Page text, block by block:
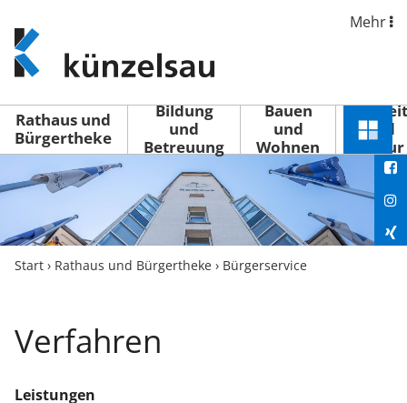
www.kuenzelsau.de
(zur
Startseite)
Mehr
Rathaus und
Bürgertheke
Bildung
und
Betreuung
Bauen
und
Wohnen
Freizeit
und
Kultur
Menü
Start › Rathaus und Bürgertheke › Bürgerservice
Verfahren
Leistungen